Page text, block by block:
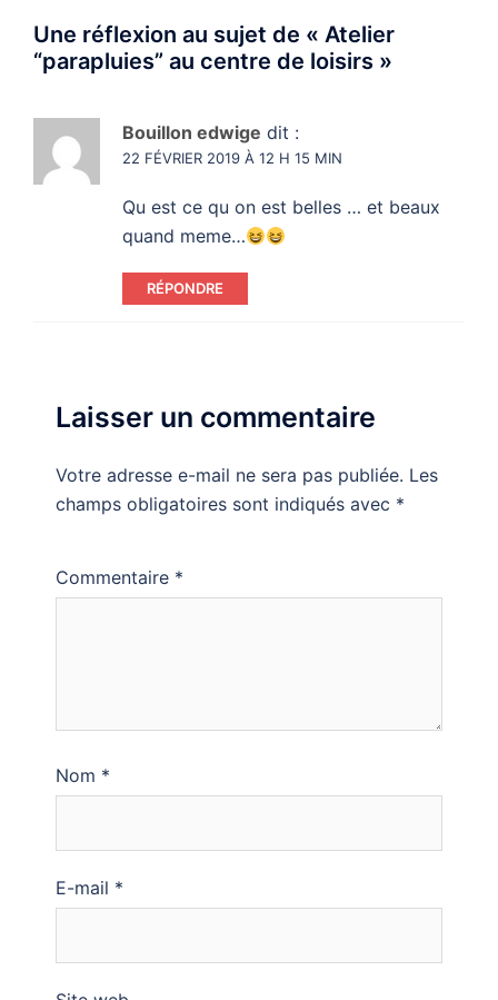
Une réflexion au sujet de « Atelier
“parapluies” au centre de loisirs »
Bouillon edwige dit :
22 FÉVRIER 2019 À 12 H 15 MIN
Qu est ce qu on est belles … et beaux
quand meme…
RÉPONDRE
Laisser un commentaire
Votre adresse e-mail ne sera pas publiée. Les
champs obligatoires sont indiqués avec *
Commentaire *
Nom *
E-mail *